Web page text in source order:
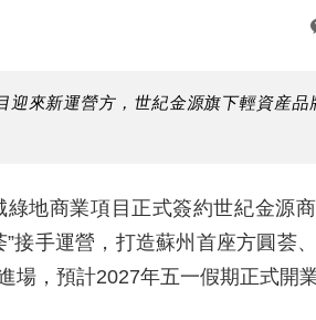
迎來新運營方，世紀金源旗下輕資産品
綠地商業項目正式簽約世紀金源
接手運營，打造蘇州首座方圓荟
場，預計2027年五一假期正式開業